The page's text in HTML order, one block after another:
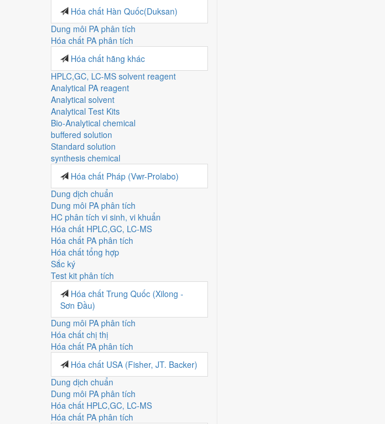
Hóa chất Hàn Quốc(Duksan)
Dung môi PA phân tích
Hóa chất PA phân tích
Hóa chất hãng khác
HPLC,GC, LC-MS solvent reagent
Analytical PA reagent
Analytical solvent
Analytical Test Kits
Bio-Analytical chemical
buffered solution
Standard solution
synthesis chemical
Hóa chất Pháp (Vwr-Prolabo)
Dung dịch chuẩn
Dung môi PA phân tích
HC phân tích vi sinh, vi khuẩn
Hóa chất HPLC,GC, LC-MS
Hóa chất PA phân tích
Hóa chất tổng hợp
Sắc ký
Test kit phân tích
Hóa chất Trung Quốc (Xilong -
Sơn Đầu)
Dung môi PA phân tích
Hóa chất chị thị
Hóa chất PA phân tích
Hóa chất USA (Fisher, JT. Backer)
Dung dịch chuẩn
Dung môi PA phân tích
Hóa chất HPLC,GC, LC-MS
Hóa chất PA phân tích